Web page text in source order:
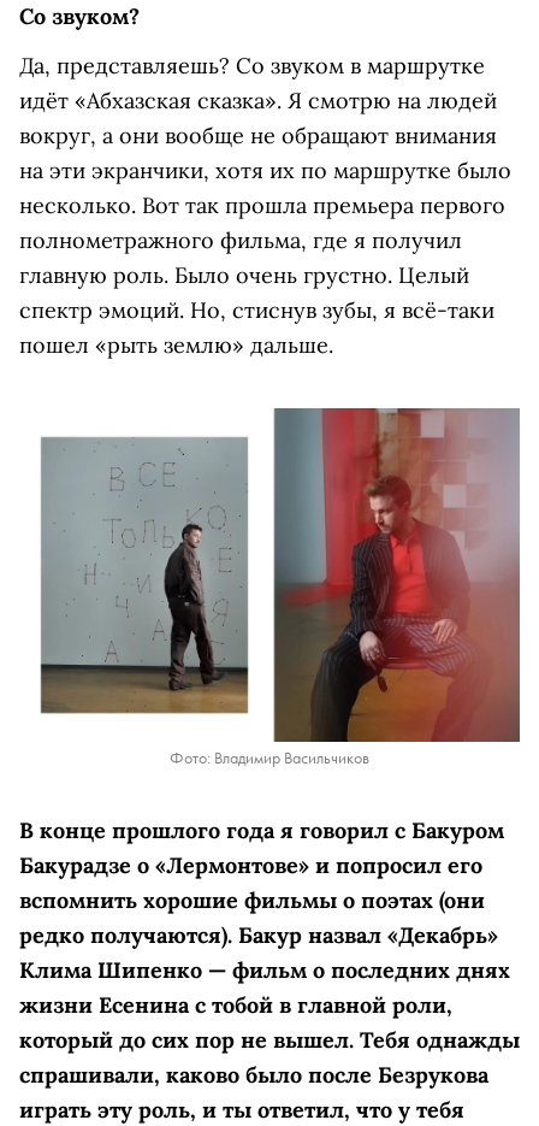
Со звуком?
Да, представляешь? Со звуком в маршрутке
идёт «Абхазская сказка». Я смотрю на людей
вокруг, а они вообще не обращают внимания
на эти экранчики, хотя их по маршрутке было
несколько. Вот так прошла премьера первого
полнометражного фильма, где я получил
главную роль. Было очень грустно. Целый
спектр эмоций. Но, стиснув зубы, я всё-таки
пошел «рыть землю» дальше.
Фото: Владимир Васильчиков
В конце прошлого года я говорил с Бакуром
Бакурадзе о «Лермонтове» и попросил его
вспомнить хорошие фильмы о поэтах (они
редко получаются). Бакур назвал «Декабрь»
Клима Шипенко — фильм о последних днях
жизни Есенина с тобой в главной роли,
который до сих пор не вышел. Тебя однажды
спрашивали, каково было после Безрукова
играть эту роль, и ты ответил, что у тебя